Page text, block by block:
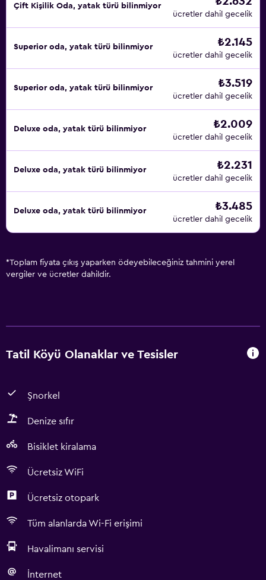
Çift ​Kişilik Oda, yatak türü bilinmiyor
ücretler dahil gecelik
Superior oda, yatak türü bilinmiyor ₺2.145
ücretler dahil gecelik
Superior oda, yatak türü bilinmiyor ₺3.519
ücretler dahil gecelik
Deluxe oda, yatak türü bilinmiyor ₺2.009
ücretler dahil gecelik
Deluxe oda, yatak türü bilinmiyor ₺2.231
ücretler dahil gecelik
Deluxe oda, yatak türü bilinmiyor ₺3.485
ücretler dahil gecelik
*Toplam fiyata çıkış yaparken ödeyebileceğiniz tahmini yerel
vergiler ve ücretler dahildir.
Tatil Köyü Olanaklar ve Tesisler
Şnorkel
Denize sıfır
Bisiklet kiralama
Ücretsiz WiFi
Ücretsiz otopark
Tüm alanlarda Wi-Fi erişimi
Havalimanı servisi
İnternet